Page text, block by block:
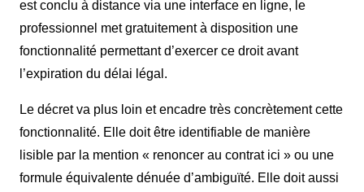
est conclu à distance via une interface en ligne, le
professionnel met gratuitement à disposition une
fonctionnalité permettant d’exercer ce droit avant
l’expiration du délai légal.
Le décret va plus loin et encadre très concrètement cette
fonctionnalité. Elle doit être identifiable de manière
lisible par la mention « renoncer au contrat ici » ou une
formule équivalente dénuée d’ambiguïté. Elle doit aussi